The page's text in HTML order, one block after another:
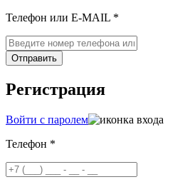
Телефон или E-MAIL *
Отправить
Регистрация
Войти с паролем
Телефон *